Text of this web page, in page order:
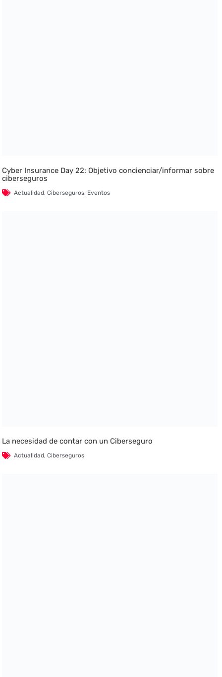
Cyber Insurance Day 22: Objetivo concienciar/informar sobre
ciberseguros
Actualidad,Ciberseguros, Eventos
La necesidad de contar con un Ciberseguro
Actualidad,Ciberseguros